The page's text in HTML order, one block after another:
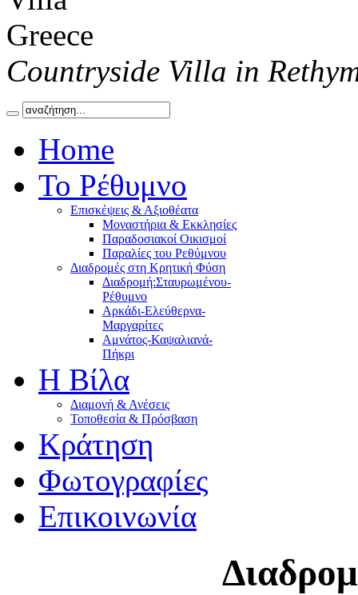
Countryside Villa in
Home
Το Ρέθυμνο
Επισκέψεις & Αξιοθέατα
Μοναστήρια & Εκκλησίες
Παραδοσιακοί Οικισμοί
Παραλίες του Ρεθύμνου
Διαδρομές στη Κρητική Φύση
Διαδρομή:Σταυρωμένου-
Ρέθυμνο
Αρκάδι-Ελεύθερνα-
Μαργαρίτες
Αμνάτος-Καψαλιανά-
Πήκρι
Η Βίλα
Διαμονή & Ανέσεις
Τοποθεσία & Πρόσβαση
Κράτηση
Φωτογραφίες
Επικοινωνία